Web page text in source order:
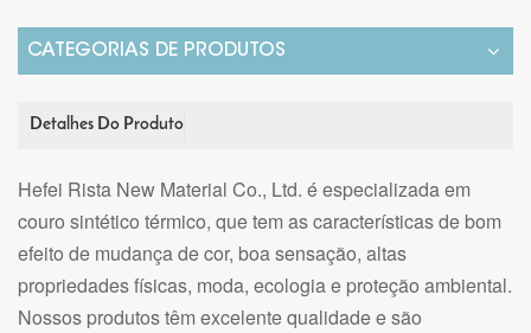
CATEGORIAS DE PRODUTOS
Detalhes Do Produto
Hefei Rista New Material Co., Ltd. é especializada em
couro sintético térmico, que tem as características de bom
efeito de mudança de cor, boa sensação, altas
propriedades físicas, moda, ecologia e proteção ambiental.
Nossos produtos têm excelente qualidade e são